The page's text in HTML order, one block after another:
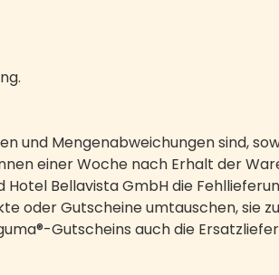
und Mengenabweichungen sind,
einer Woche nach Erhalt der
Bellavista GmbH die
oder Gutscheine umtauschen, sie
Gutscheins auch die